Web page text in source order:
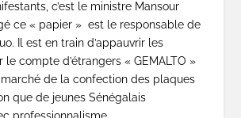
c’est le ministre Mansour
ce « papier » est le responsable de
Il est en train d’appauvrir les
le compte d’étrangers « GEMALTO »
marché de la confection des plaques
que de jeunes Sénégalais